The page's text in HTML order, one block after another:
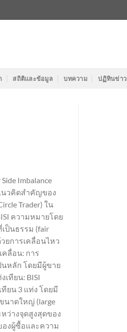
สถิติและข้อมูล บทความ ปฏิทินข่าว
Imbalance
แนวคิดสำคัญของ
Trader) ใน
ความหมายโดย
ป็นธรรม (fair
ยการเคลื่อนไหว
คลื่อน: การ
หลัก โดยมีผู้ขาย
ทียน: BISI
ยน 3 แท่ง โดยมี
นาดใหญ่ (large
หว่างจุดสูงสุดของ
งผู้ซื้อและความ